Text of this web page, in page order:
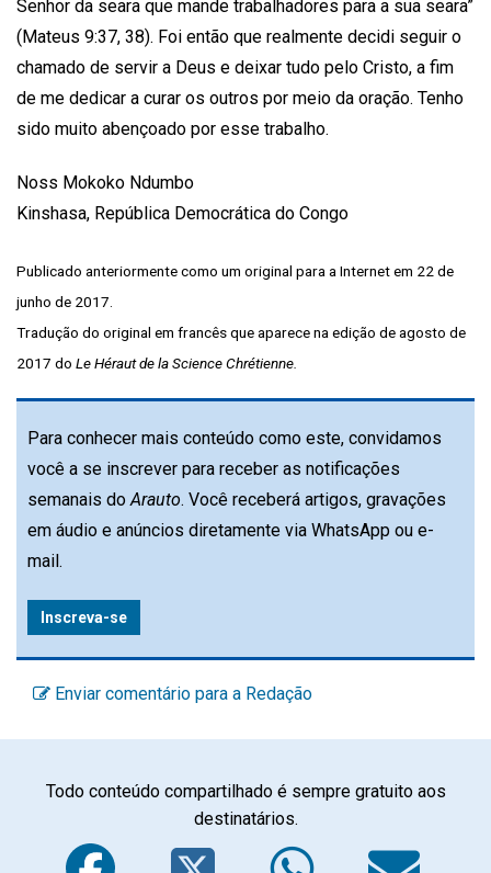
Senhor da seara que mande trabalhadores para a sua seara”
(Mateus 9:37, 38). Foi então que realmente decidi seguir o
chamado de servir a Deus e deixar tudo pelo Cristo, a fim
de me dedicar a curar os outros por meio da oração. Tenho
sido muito abençoado por esse trabalho.
Noss Mokoko Ndumbo
Kinshasa, República Democrática do Congo
Publicado anteriormente como um original para a Internet em 22 de
junho de 2017.
Tradução do original em francês que aparece na edição de agosto de
2017 do Le Héraut de la Science Chrétienne.
Para conhecer mais conteúdo como este, convidamos
você a se inscrever para receber as notificações
semanais do Arauto. Você receberá artigos, gravações
em áudio e anúncios diretamente via WhatsApp ou e-
mail.
Inscreva-se
Enviar comentário para a Redação
Todo conteúdo compartilhado é sempre gratuito aos
destinatários.
Facebook
Twitter